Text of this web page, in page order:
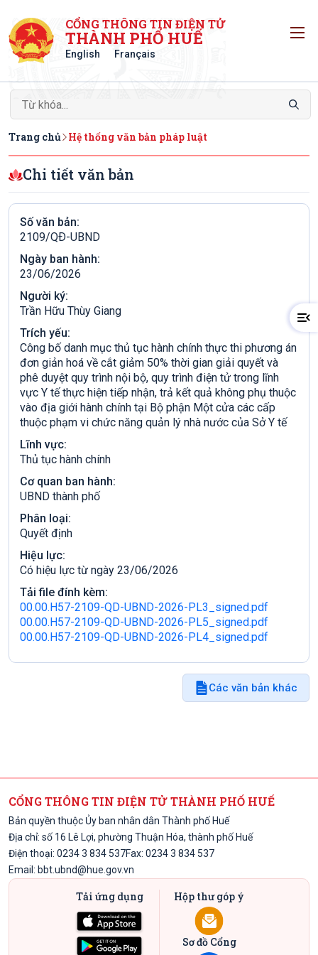
CỔNG THÔNG TIN ĐIỆN TỬ
THÀNH PHỐ HUẾ
English Français
Trang chủ Hệ thống văn bản pháp luật
Chi tiết văn bản
Số văn bản:
2109/QÐ-UBND
Ngày ban hành:
23/06/2026
Người ký:
Trần Hữu Thùy Giang
Trích yếu:
Công bố danh mục thủ tục hành chính thực thi phương án
đơn giản hoá về cắt giảm 50% thời gian giải quyết và
phê duyệt quy trình nội bộ, quy trình điện tử trong lĩnh
vực Y tế thực hiện tiếp nhận, trả kết quả không phụ thuộc
vào địa giới hành chính tại Bộ phận Một cửa các cấp
thuộc phạm vi chức năng quản lý nhà nước của Sở Y tế
Lĩnh vực:
Thủ tục hành chính
Cơ quan ban hành:
UBND thành phố
Phân loại:
Quyết định
Hiệu lực:
Có hiệu lực từ ngày 23/06/2026
Tải file đính kèm:
00.00.H57-2109-QD-UBND-2026-PL3_signed.pdf
00.00.H57-2109-QD-UBND-2026-PL5_signed.pdf
00.00.H57-2109-QD-UBND-2026-PL4_signed.pdf
Các văn bản khác
CỔNG THÔNG TIN ĐIỆN TỬ THÀNH PHỐ HUẾ
Bản quyền thuộc Ủy ban nhân dân Thành phố Huế
Địa chỉ: số 16 Lê Lợi, phường Thuận Hóa, thành phố Huế
Điện thoại: 0234 3 834 537Fax: 0234 3 834 537
Email: bbt.ubnd@hue.gov.vn
Tải ứng dụng Hộp thư góp ý
Sơ đồ Cổng